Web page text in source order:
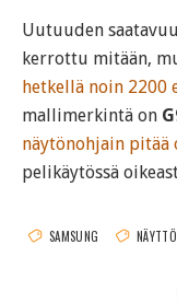
Uutuuden
kerrottu mitään,
hetkellä noin 2200
mallimerkintä on
näytönohjain
pelikäytössä
SAMSUNG NÄYTTÖ